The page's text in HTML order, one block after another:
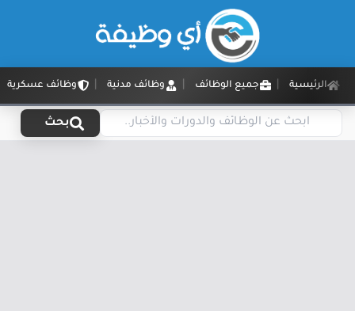
الرئيسية جميع الوظائف وظائف مدنية وظائف عسكرية
بحث